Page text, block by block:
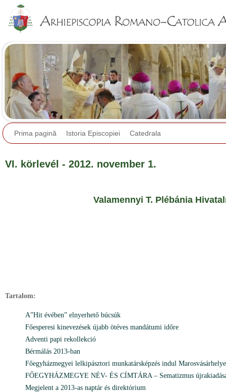
Prima pagină Istoria Episcopiei Catedrala
VI. körlevél - 2012. november 1.
Valamennyi T. Plébánia
Tartalom:
A”Hit évében” elnyerhető búcsúk
Főesperesi kinevezések újabb ötéves mandátumi időre
Adventi papi rekollekció
Bérmálás 2013-ban
Főegyházmegyei lelkipásztori munkatársképzés indul
FŐEGYHÁZMEGYE NÉV- ÉS CÍMTÁRA – Sematizmus
Megjelent a 2013-as naptár és direktórium